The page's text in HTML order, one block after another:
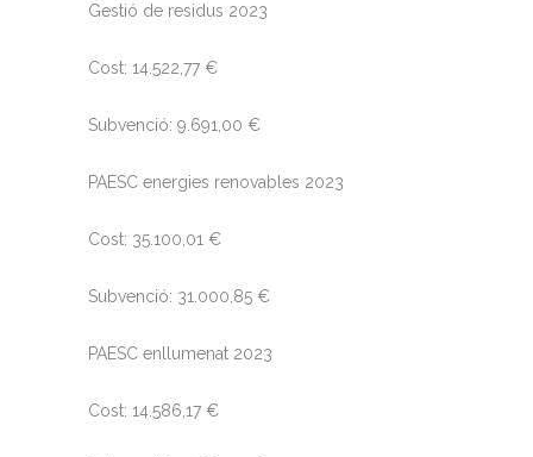
Gestió de residus 2023
Cost: 14.522,77 €
Subvenció: 9.691,00 €
PAESC energies renovables 2023
Cost: 35.100,01 €
Subvenció: 31.000,85 €
PAESC enllumenat 2023
Cost: 14.586,17 €